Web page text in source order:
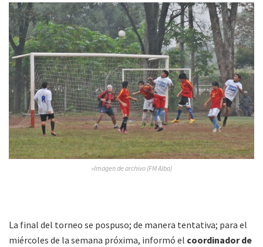
»Imagen de archivo (FM Alba)
La final del torneo se pospuso; de manera tentativa; para el
miércoles de la semana próxima, informó el coordinador de